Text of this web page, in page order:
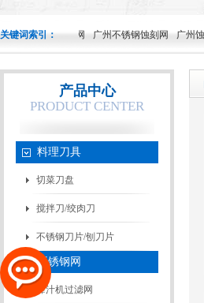
关键词索引：
壶过滤网 广州不锈钢蚀刻网 广州蚀刻网标牌
产品中心
PRODUCT CENTER
料理刀具
切菜刀盘
搅拌刀/绞肉刀
不锈钢刀片/刨刀片
不锈钢网
榨汁机过滤网